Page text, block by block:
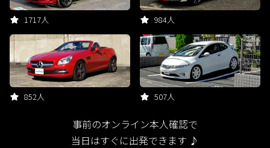
1717人 984人
852人 507人
事前のオンライン本人確認で
当日はすぐに出発できます ♪